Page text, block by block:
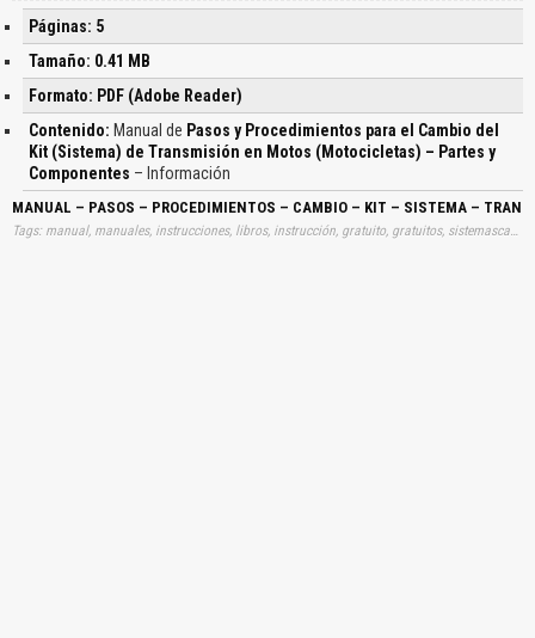
Páginas: 5
Tamaño: 0.41 MB
Formato: PDF (Adobe Reader)
Contenido: Manual de Pasos y Procedimientos para el Cambio del
Kit (Sistema) de Transmisión en Motos (Motocicletas) – Partes y
Componentes – Información
MANUAL – PASOS – PROCEDIMIENTOS – CAMBIO – KIT – SISTEMA –